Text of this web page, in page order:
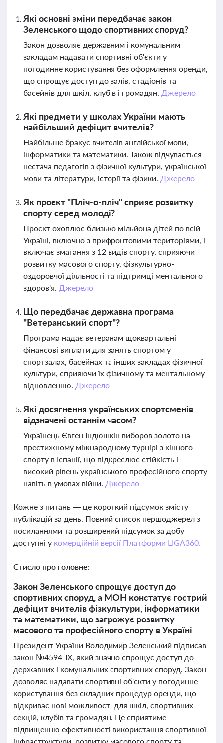
Які основні зміни передбачає закон
Зеленського щодо спортивних споруд?
Закон дозволяє державним і комунальним
закладам надавати спортивні об'єкти у
погодинне користування без оформлення оренди,
що спрощує доступ до залів, стадіонів та
басейнів для шкіл, клубів і громадян. Джерело
Які предмети у школах України мають
найбільший дефіцит вчителів?
Найбільше бракує вчителів англійської мови,
інформатики та математики. Також відчувається
нестача педагогів з фізичної культури, української
мови та літератури, історії та фізики. Джерело
Як проєкт "Пліч-о-пліч" сприяє розвитку
спорту серед молоді?
Проєкт охоплює близько мільйона дітей по всій
Україні, включно з прифронтовими територіями, і
включає змагання з 12 видів спорту, сприяючи
розвитку масового спорту, фізкультурно-
оздоровчої діяльності та підтримці ментального
здоров'я. Джерело
Що передбачає державна програма
"Ветеранський спорт"?
Програма надає ветеранам щоквартальні
фінансові виплати для занять спортом у
спортзалах, басейнах та інших закладах фізичної
культури, сприяючи їх фізичному та ментальному
відновленню. Джерело
Які досягнення українських спортсменів
відзначені останнім часом?
Українець Євген Індюшкін виборов золото на
престижному міжнародному турнірі з кінного
спорту в Іспанії, що підкреслює стійкість і
високий рівень українського професійного спорту
навіть в умовах війни. Джерело
Кожне з питань — це короткий підсумок змісту
публікацій за день. Повний список першоджерел з
посиланнями та розширений підсумок за добу
доступні у комерційній версії Платформи LIGA360.
Стисло про головне:
Закон Зеленського спрощує доступ до
спортивних споруд, а МОН констатує гострий
дефіцит вчителів фізкультури, інформатики
та математики, що загрожує розвитку
масового та професійного спорту в Україні
Президент України Володимир Зеленський підписав
закон №4594-IX, який значно спрощує доступ до
державних і комунальних спортивних споруд. Закон
дозволяє надавати спортивні об'єкти у погодинне
користування без складних процедур оренди, що
відкриває нові можливості для шкіл, спортивних
секцій, клубів та громадян. Це сприятиме
підвищенню ефективності використання спортивної
інфраструктури, розвитку масового спорту та